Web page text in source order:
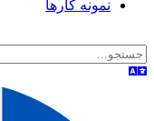
نمونه کارها